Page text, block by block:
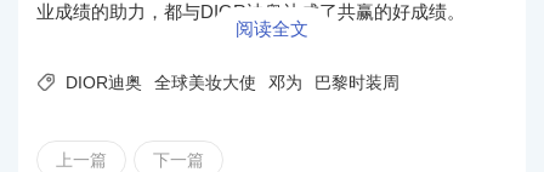
业成绩的助力，都与DIOR迪奥达成了共赢的好成绩。
阅读全文
 DIOR迪奥 全球美妆大使 邓为 巴黎时装周
上一篇 下一篇